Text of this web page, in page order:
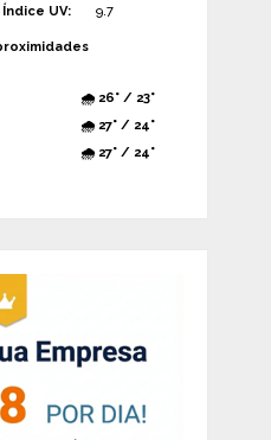
Índice UV:
9.7
🌧️ 26° / 23°
🌧️ 27° / 24°
🌧️ 27° / 24°